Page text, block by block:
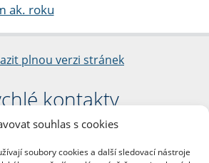
souhlas s cookies
soubory cookies a další sledovací nástroje
ak. roku
plnou verzi stránek
kontakty
Filozofická fakulta
Jana Palacha 1/2